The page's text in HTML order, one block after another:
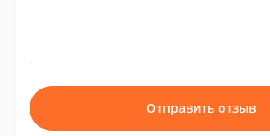
Отправить отзыв